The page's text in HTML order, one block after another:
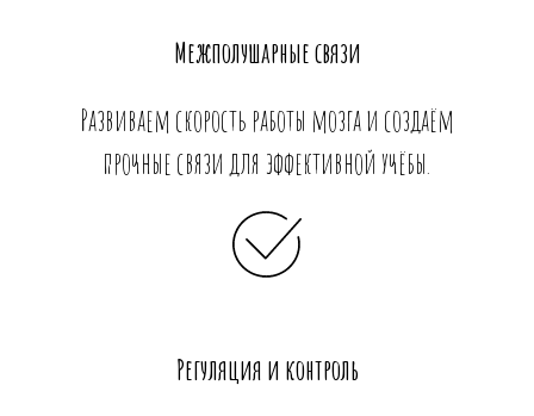
Межполушарные связи
Развиваем скорость работы мозга и создаём
прочные связи для эффективной учёбы.
Регуляция и контроль